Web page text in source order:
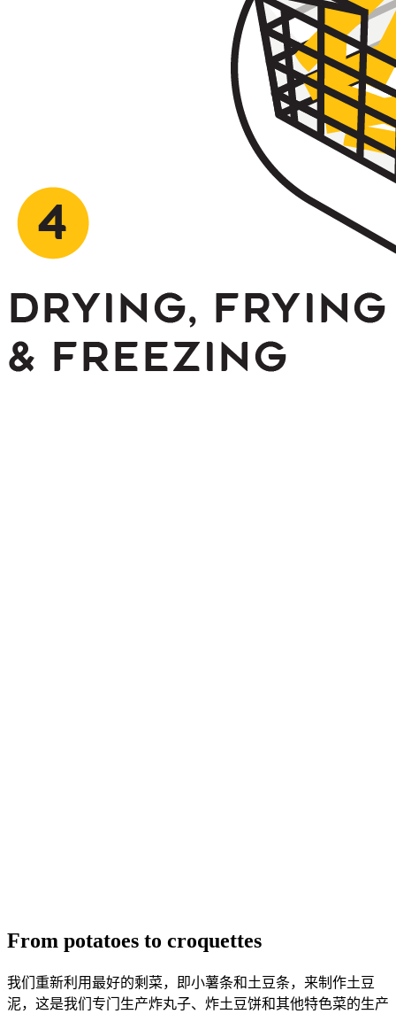
From potatoes to croquettes
我们重新利用最好的剩菜，即小薯条和土豆条，来制作土豆
泥，这是我们专门生产炸丸子、炸土豆饼和其他特色菜的生产